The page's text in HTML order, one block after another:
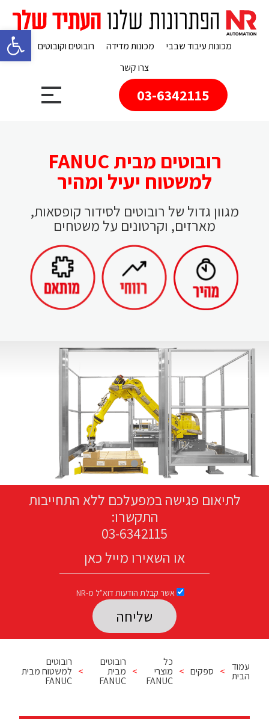
מכונות עיבוד שבבי מכונות מדידה
רובוטים וקובוטים
צרו קשר
03-6342115
רובוטים מבית FANUC
למשטוח יעיל ומהיר
מגוון גדול של רובוטים לסידור קופסאות,
מארזים, וקרטונים על משטחים
לתיאום פגישה במפעלכם ללא התחייבות
התקשרו:
03-6342115
אשר קבלת הודעות דוא"ל מ-NR
Please leave this field empty.
עמוד
הבית > ספקים >
כל
מוצרי
FANUC
>
רובוטים
מבית
FANUC
>
רובוטים
למשטוח מבית
FANUC